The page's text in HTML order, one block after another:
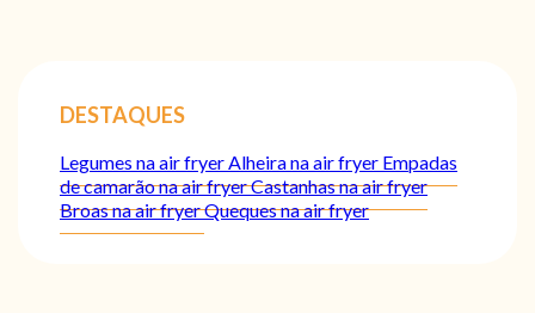
DESTAQUES
Legumes na air fryer Alheira na air fryer Empadas
de camarão na air fryerCastanhas na air fryer
Broas na air fryerQueques na air fryer